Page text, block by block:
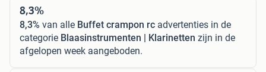
8,3%
8,3% van alle Buffet crampon rc advertenties in de
categorie Blaasinstrumenten | Klarinetten zijn in de
afgelopen week aangeboden.